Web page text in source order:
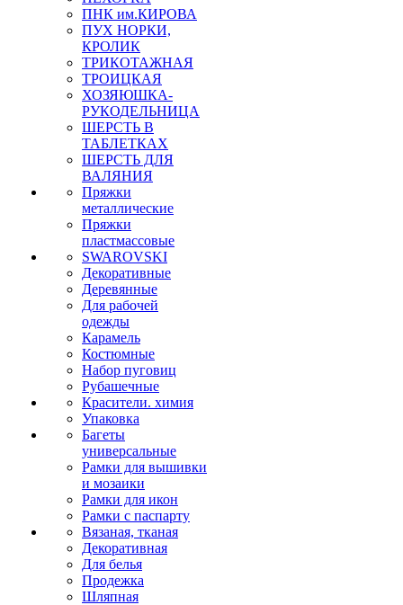
ПНК им.КИРОВА
ПУХ НОРКИ,
КРОЛИК
ТРИКОТАЖНАЯ
ТРОИЦКАЯ
ХОЗЯЮШКА-
РУКОДЕЛЬНИЦА
ШЕРСТЬ В
ТАБЛЕТКАХ
ШЕРСТЬ ДЛЯ
ВАЛЯНИЯ
Пряжки
металлические
Пряжки
пластмассовые
SWAROVSKI
Декоративные
Деревянные
Для рабочей
одежды
Карамель
Костюмные
Набор пуговиц
Рубашечные
Красители. химия
Упаковка
Багеты
универсальные
Рамки для вышивки
и мозаики
Рамки для икон
Рамки с паспарту
Вязаная, тканая
Декоративная
Для белья
Продежка
Шляпная